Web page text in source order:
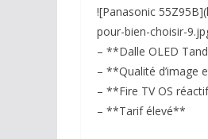
![Panasonic
pour-bien-choisir-
– **Dalle OLED
– **Qualité d’image
– **Fire TV OS
– **Tarif élevé**